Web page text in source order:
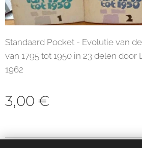
Standaard Pocket - Evolutie van
van 1795 tot 1950 in 23 delen
1962
3,00 €